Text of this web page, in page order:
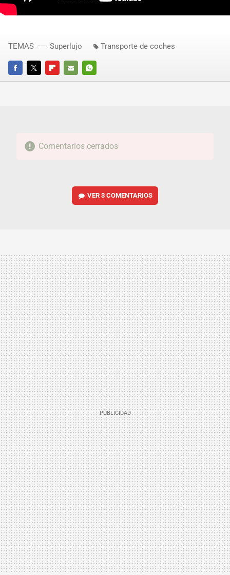
FACEBOOKTWITTERFLIPBOARD
E-
WHATSAPP
TEMAS Superlujo Transporte de coches
Comentarios cerrados
VER3 COMENTARIOS